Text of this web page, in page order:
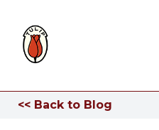
<< Back to Blog